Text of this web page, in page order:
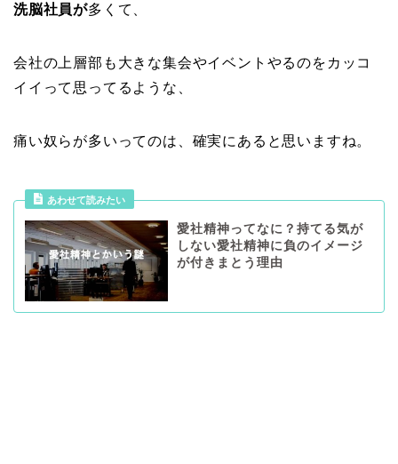
洗脳社員が多くて、
会社の上層部も大きな集会やイベントやるのをカッコ
イイって思ってるような、
痛い奴らが多いってのは、確実にあると思いますね。
あわせて読みたい
愛社精神ってなに？持てる気が
しない愛社精神に負のイメージ
が付きまとう理由